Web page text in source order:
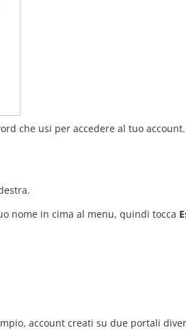
che usi per accedere al tuo account.
nome in cima al menu, quindi tocca
account creati su due portali